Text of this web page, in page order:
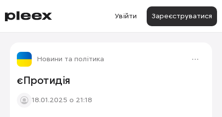
Увійти Зареєструватися
Новини та політика
єПротидія
18.01.2025 о 21:18